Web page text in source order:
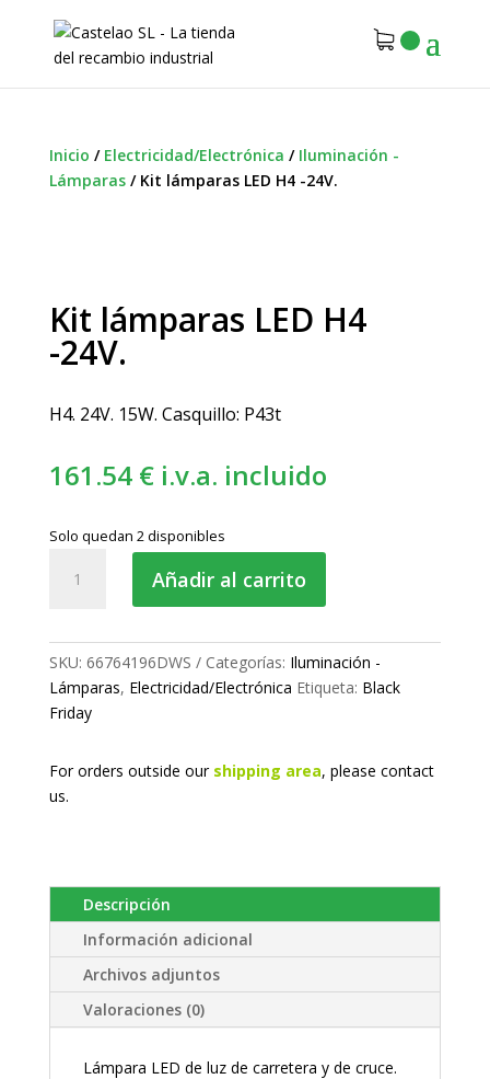
Inicio / Electricidad/Electrónica / Iluminación -
Lámparas/ Kit lámparas LED H4 -24V.
Kit lámparas LED H4
-24V.
H4. 24V. 15W. Casquillo: P43t
161.54 € i.v.a. incluido
Solo quedan 2 disponibles
lámparas
-24V.
cantidad
Añadir al carrito
SKU: 66764196DWS Categorías: Iluminación -
Lámparas, Electricidad/Electrónica Etiqueta: Black
Friday
For orders outside our shipping area, please contact
us.
Descripción
Información adicional
Archivos adjuntos
Valoraciones (0)
Lámpara LED de luz de carretera y de cruce.